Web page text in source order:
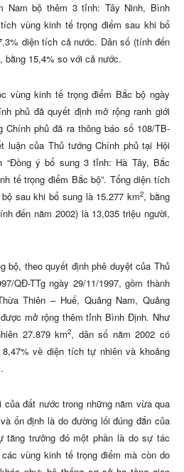
Nam bộ thêm 3 tỉnh: Tây Ninh, Bình
vùng kinh tế trọng điểm sau khi bổ
diện tích cả nước. Dân số (tính đến
bằng 15,4% so với cả nước.
vùng kinh tế trọng điểm Bắc bộ ngày
phủ đã quyết định mở rộng ranh giới
Chính phủ đã ra thông báo số 108/TB-
luận của Thủ tướng Chính phủ tại Hội
“Đồng ý bổ sung 3 tỉnh: Hà Tây, Bắc
tế trọng điểm Bắc bộ”. Tổng diện tích
sau khi bổ sung là 15.277 km2, bằng
đến năm 2002) là 13,035 triệu người,
bộ, theo quyết định phê duyệt của Thủ
QĐ-TTg ngày 29/11/1997, gồm thành
Thiên – Huế, Quảng Nam, Quảng
mở rộng thêm tỉnh Bình Định. Như
27.879 km2, dân số năm 2002 có
về diện tích tự nhiên và khoảng
đất nước trong những năm vừa qua
ổn định là do đường lối đúng đắn của
tăng trưởng đó một phần là do sự tác
vùng kinh tế trọng điểm mà còn do